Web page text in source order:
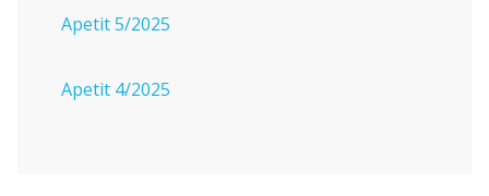
Apetit 5/2025
Apetit 4/2025